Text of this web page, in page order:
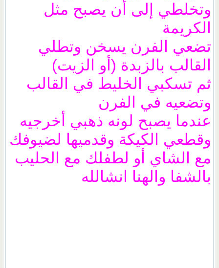
وتخلطي إلى أن يصبح مثل
الكريمة
تضعي الفرن يسخن وتطلي
القالب بالزبدة (أو الزيت)
ثم تسكبي الخليط في القالب
وتضعيه في الفرن
عندما يصبح لونه ذهبي أخرجيه
وقطعي الكيكة وقدميها لضيوفك
مع الشاي أو لطفلك مع الحليب
بالشفا والهنا انشالله